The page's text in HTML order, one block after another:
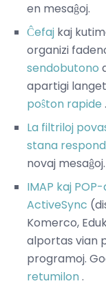
en mesaĝoj.
Ĉefaj kaj
organizi
sendobutono
apartigi
poŝton rapide .
La filtriloj
stana
novaj mesaĝoj.
IMAP kaj
ActiveSync
Komerco,
alportas vian
programoj.
retumilon.